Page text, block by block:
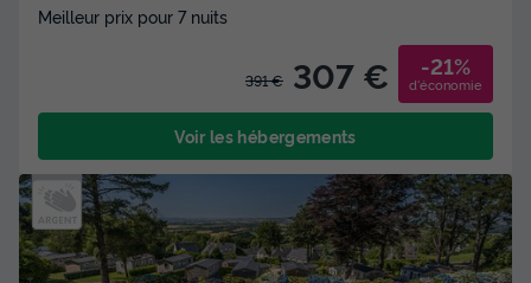
Meilleur prix pour 7 nuits
391 € 307 € -21%
d'économie
Voir les hébergements